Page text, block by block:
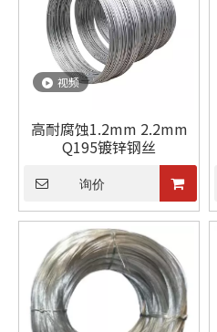
视频
高耐腐蚀1.2mm 2.2mm
Q195镀锌钢丝
询价